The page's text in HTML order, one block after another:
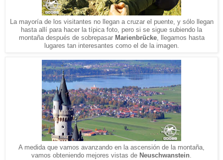
La mayoría de los visitantes no llegan a cruzar el puente, y sólo llegan
hasta allí para hacer la típica foto, pero si se sigue subiendo la
montaña después de sobrepasar Marienbrücke, llegamos hasta
lugares tan interesantes como el de la imagen.
A medida que vamos avanzando en la ascensión de la montaña,
vamos obteniendo mejores vistas de Neuschwanstein.